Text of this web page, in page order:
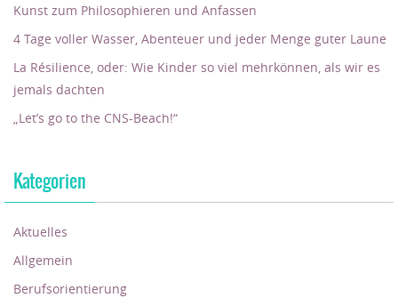
Kunst zum Philosophieren und Anfassen
4 Tage voller Wasser, Abenteuer und jeder Menge guter Laune
La Résilience, oder: Wie Kinder so viel mehrkönnen, als wir es
jemals dachten
„Let’s go to the CNS-Beach!“
Kategorien
Aktuelles
Allgemein
Berufsorientierung